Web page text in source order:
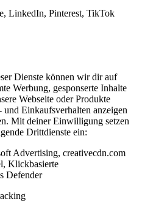
LinkedIn, Pinterest, TikTok
Dienste können wir dir auf
Werbung, gesponserte Inhalte
Webseite oder Produkte
und Einkaufsverhalten anzeigen
Mit deiner Einwilligung setzen
Drittdienste ein:
Advertising, creativecdn.com
Klickbasierte
Defender